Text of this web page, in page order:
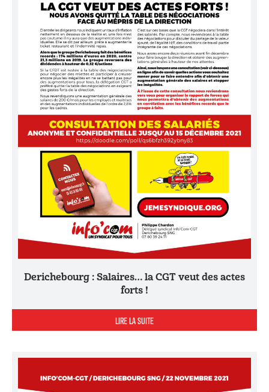
Derichebourg : Salaires… la CGT veut des actes
forts !
LIRE LA SUITE